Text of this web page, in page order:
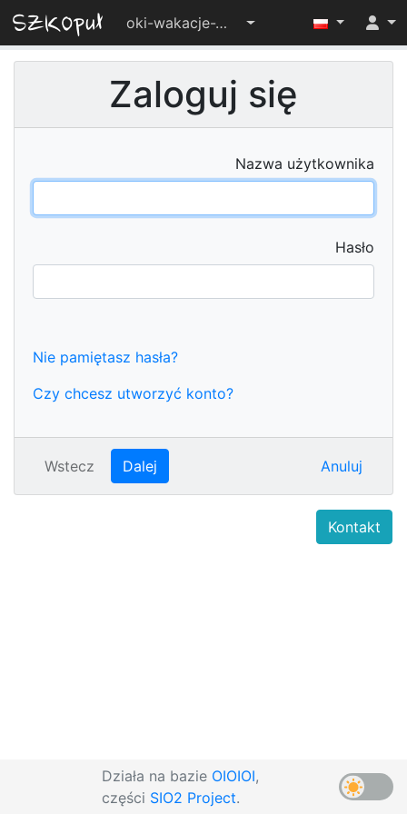
oki-wakacje-2025
Zaloguj się
Nazwa użytkownika
Hasło
Nie pamiętasz hasła?
Czy chcesz utworzyć konto?
Wstecz Dalej Anuluj
Działa na bazie OIOIOI,
części SIO2 Project.
Kontakt